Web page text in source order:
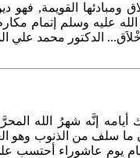
ومبادئها القويمة, فهو
عليه وسلم إتمام مكارم
الدكتور محمد علي
أيامه إنَّه شهرُ الله
ما سلف من الذنوب وهو
يوم عاشوراء أحتسب